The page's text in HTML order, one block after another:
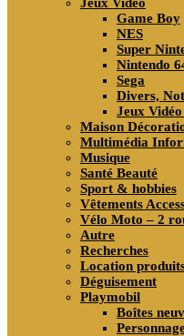
Game Boy
NES
Super
Nintendo
Sega
Divers,
Jeux
Maison
Multimédia
Musique
Santé Beauté
Sport & hobbies
Vêtements
Vélo Moto – 2
Autre
Recherches
Location
Déguisement
Playmobil
Boîtes